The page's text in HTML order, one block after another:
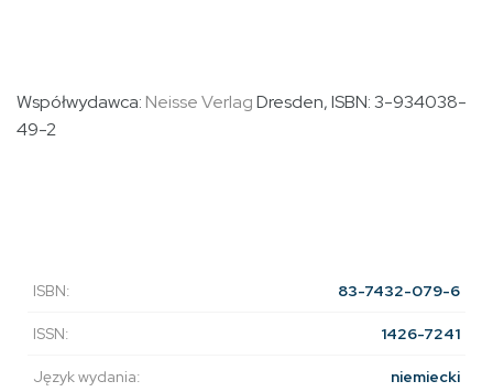
Współwydawca: Neisse VerlagDresden, ISBN: 3-934038-
49-2
ISBN: 83-7432-079-6
ISSN: 1426-7241
Język wydania: niemiecki